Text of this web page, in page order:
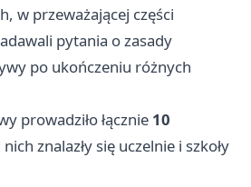
w przeważającej części
pytania o zasady
po ukończeniu różnych
prowadziło łącznie 10
znalazły się uczelnie i szkoły